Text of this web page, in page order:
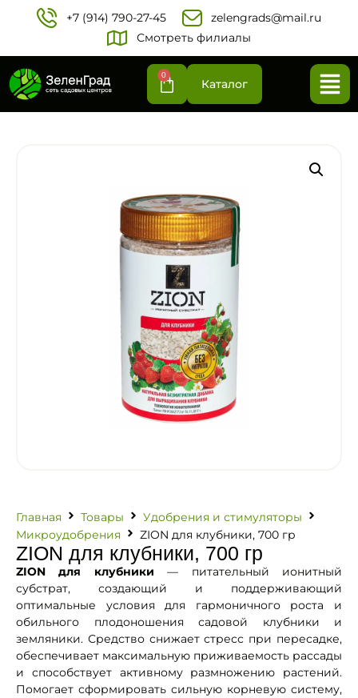
+7 (914) 790-27-45‬
zelengrads@mail.ru
Смотреть филиалы
0
Каталог
Главная Товары
Удобрения и стимуляторы
Микроудобрения
ZION для клубники, 700 гр
ZION для клубники, 700 гр
ZION для клубники — питательный ионитный
субстрат, создающий и поддерживающий
оптимальные условия для гармоничного роста и
обильного плодоношения садовой клубники и
земляники. Средство снижает стресс при пересадке,
обеспечивает максимальную приживаемость рассады
и способствует активному размножению растений.
Помогает сформировать сильную корневую систему,